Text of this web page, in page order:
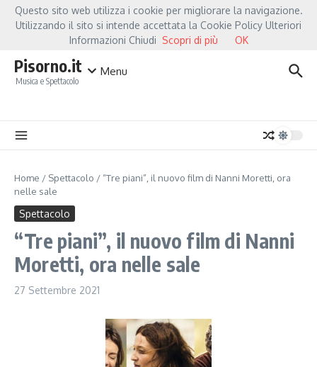
Salta al contenuto
Hot NewsFiorella Mannoia, a Capannori nasce “Anime Salve”: la data zero è un
Pisorno.it
Musica e Spettacolo
Menu
Home / Spettacolo / “Tre piani”, il nuovo film di Nanni Moretti, ora
nelle sale
Spettacolo
“Tre piani”, il nuovo film di Nanni
Moretti, ora nelle sale
27 Settembre 2021
Questo sito web utilizza i cookie per migliorare la navigazione.
Utilizzando il sito si intende accettata la Cookie Policy Ulteriori
Informazioni Chiudi Scopri di più OK